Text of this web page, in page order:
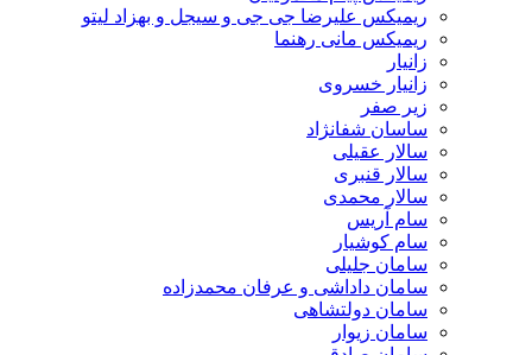
ریمیکس علیرضا جی جی و سیجل و بهزاد لیتو
ریمیکس مانی رهنما
زانیار
زانیار خسروی
زیر صفر
ساسان شفانژاد
سالار عقیلی
سالار قنبری
سالار محمدی
سام آریس
سام کوشیار
سامان جلیلی
سامان داداشی و عرفان محمدزاده
سامان دولتشاهی
سامان زیوار